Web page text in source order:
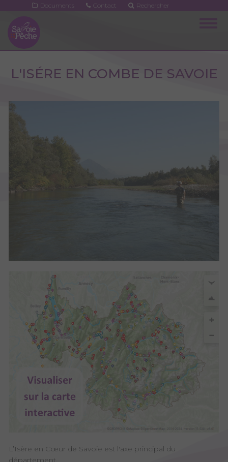
contenu
principal
Documents Contact Rechercher
L'ISÉRE EN COMBE DE SAVOIE
L’Isère en Cœur de Savoie est l'axe principal du
département.